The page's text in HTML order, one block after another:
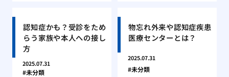
認知症かも？受診をため
らう家族や本人への接し
方
2025.07.31
未分類
物忘れ外来や認知症疾患
医療センターとは？
2025.07.31
未分類